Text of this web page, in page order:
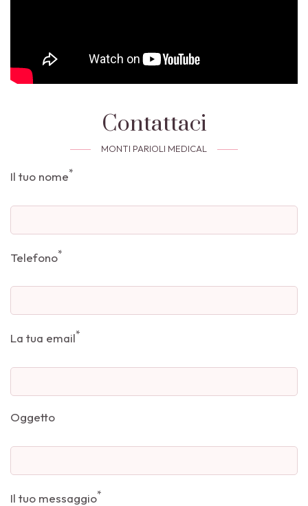
Contattaci
MONTI PARIOLI MEDICAL
Il tuo nome*
Telefono*
La tua email*
Oggetto
Il tuo messaggio*